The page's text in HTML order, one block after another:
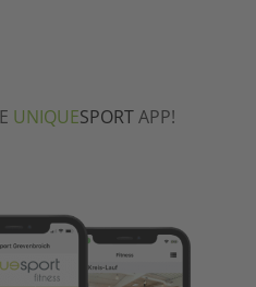
UNIQUESPORTAPP!